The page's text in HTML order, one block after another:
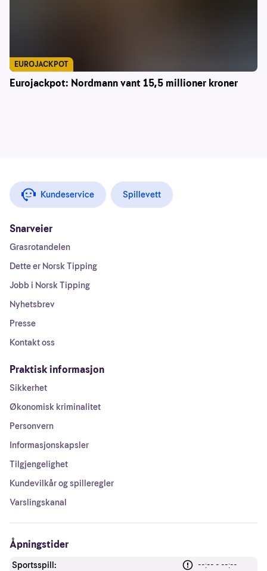
Eurojackpot: Nordmann vant 15,5 millioner kroner
EUROJACKPOT
Kundeservice Spillevett
Snarveier
Grasrotandelen
Dette er Norsk Tipping
Jobb i Norsk Tipping
Nyhetsbrev
Presse
Kontakt oss
Praktisk informasjon
Sikkerhet
Økonomisk kriminalitet
Personvern
Informasjonskapsler
Tilgjengelighet
Kundevilkår og spilleregler
Varslingskanal
Åpningstider
Sportsspill: --:-- - --:--